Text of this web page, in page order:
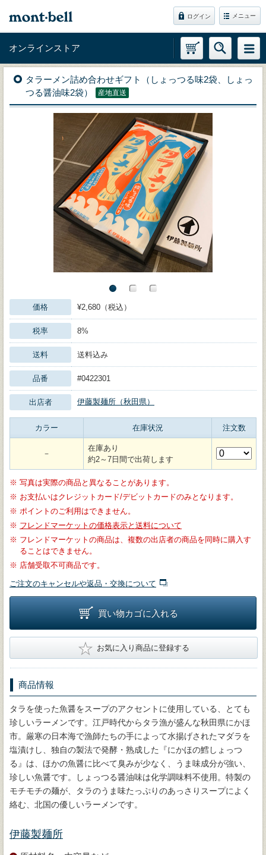
ログイン メニュー
オンラインストア
タラーメン詰め合わせギフト（しょっつる味2袋、しょっ
つる醤油味2袋）
産地直送
価格 ¥2,680（税込）
税率 8%
送料 送料込み
品番 #0422301
出店者 伊藤製麺所（秋田県）
カラー 在庫状況 注文数
－
在庫あり
約2～7日間で出荷します
※ 写真は実際の商品と異なることがあります。
※ お支払いはクレジットカード/デビットカードのみとなります。
※ ポイントのご利用はできません。
※ フレンドマーケットの価格表示と送料について
※ フレンドマーケットの商品は、複数の出店者の商品を同時に購入す
ることはできません。
※ 店舗受取不可商品です。
ご注文のキャンセルや返品・交換について
買い物カゴに入れる
★ お気に入り商品に登録する
商品情報
タラを使った魚醤をスープのアクセントに使用している、とても
珍しいラーメンです。江戸時代からタラ漁が盛んな秋田県にかほ
市。厳寒の日本海で漁師たちの手によって水揚げされたマダラを
塩漬けし、独自の製法で発酵・熟成した『にかほの鱈しょっつ
る』は、ほかの魚醤に比べて臭みが少なく、うま味成分が強い、
珍しい魚醤です。しょっつる醤油味は化学調味料不使用。特製の
モチモチの麺が、タラのうま味たっぷりのあっさりスープによく
絡む、北国の優しいラーメンです。
伊藤製麺所